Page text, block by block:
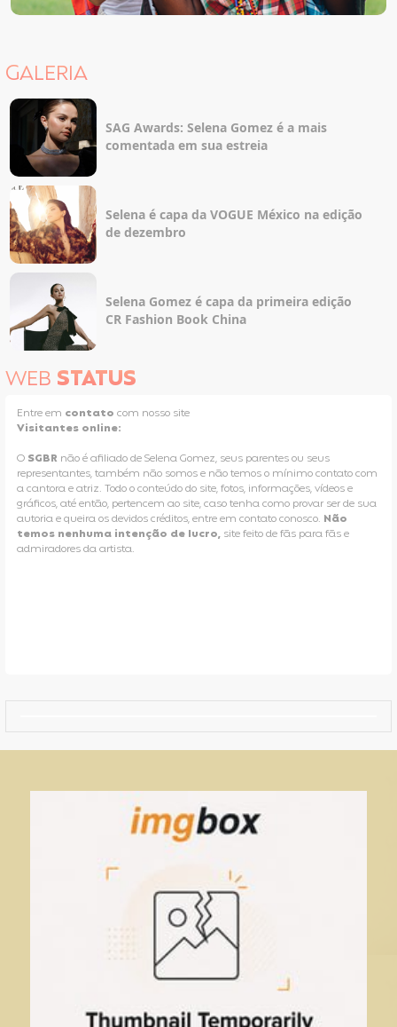
GALERIA
SAG Awards: Selena Gomez é a mais
comentada em sua estreia
Selena é capa da VOGUE México na edição
de dezembro
Selena Gomez é capa da primeira edição
CR Fashion Book China
WEB STATUS
Entre em contato com nosso site
Visitantes online:
O SGBR não é afiliado de Selena Gomez, seus parentes ou seus
representantes, também não somos e não temos o mínimo contato com
a cantora e atriz. Todo o conteúdo do site, fotos, informações, vídeos e
gráficos, até então, pertencem ao site, caso tenha como provar ser de sua
autoria e queira os devidos créditos, entre em contato conosco. Não
temos nenhuma intenção de lucro, site feito de fãs para fãs e
admiradores da artista.